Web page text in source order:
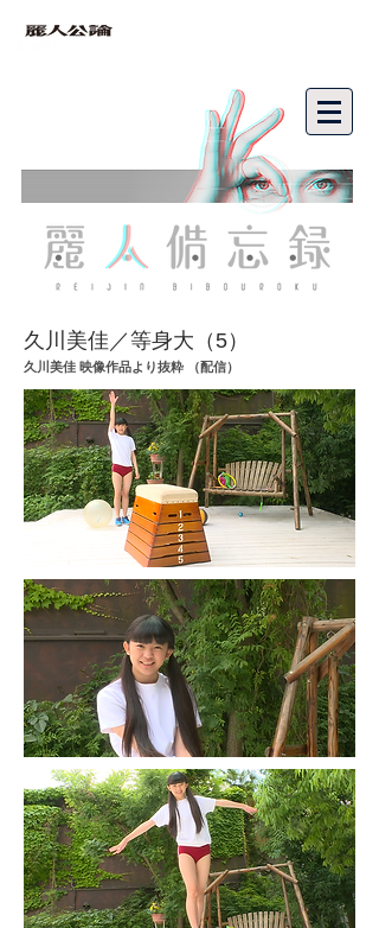
久川美佳／等身大（5）
久川美佳 映像作品より抜粋 （配信）